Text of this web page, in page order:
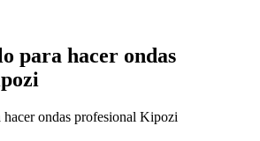
para hacer ondas